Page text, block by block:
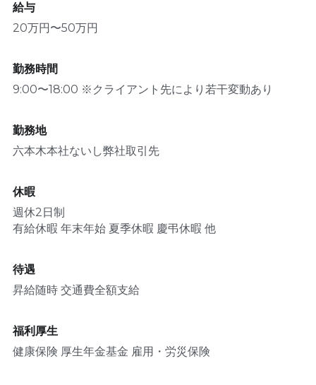
給与
20万円〜50万円
勤務時間
9:00〜18:00 ※クライアント先により若干変動あり
勤務地
六本木本社ないし弊社取引先
休暇
週休2日制
有給休暇 年末年始 夏季休暇 慶弔休暇 他
待遇
昇給随時 交通費全額支給
福利厚生
健康保険 厚生年金基金 雇用・労災保険